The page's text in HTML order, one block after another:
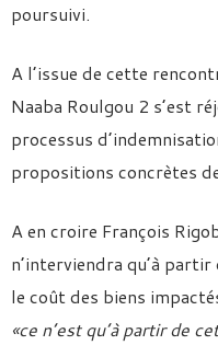
poursuivi.
A l’issue de cette
Naaba Roulgou 2 s’est
processus
propositions concrètes
A en croire François
n’interviendra qu’à
le coût des biens
«ce n’est qu’à partir de